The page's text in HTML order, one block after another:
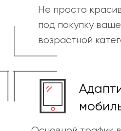
Не просто
под покупку
возрастной